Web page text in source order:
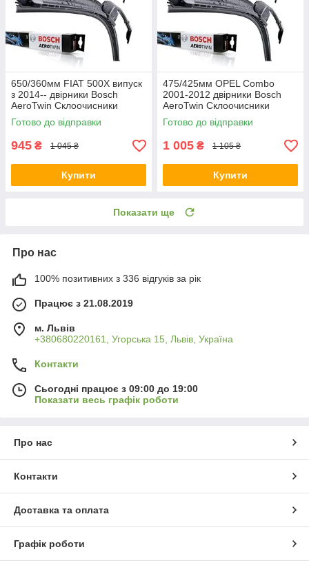
650/360мм FIAT 500X випуск
з 2014-- двірники Bosch
AeroTwin Склоочисники
Готово до відправки
945 ₴ 1 045 ₴
Купити
475/425мм OPEL Combo
2001-2012 двірники Bosch
AeroTwin Склоочисники
Готово до відправки
1 005 ₴ 1 105 ₴
Купити
Показати ще
Про нас
100% позитивних з 336 відгуків за рік
Працює з 21.08.2019
м. Львів
+380680220161, Угорська 15, Львів, Україна
Контакти
Сьогодні працює з 09:00 до 19:00
Показати весь графік роботи
Про нас
Контакти
Доставка та оплата
Графік роботи